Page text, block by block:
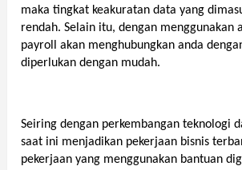
maka tingkat keakuratan data yang
rendah. Selain itu, dengan menggunakan
payroll akan menghubungkan anda
diperlukan dengan mudah.
Seiring dengan perkembangan teknologi
saat ini menjadikan pekerjaan bisnis
pekerjaan yang menggunakan bantuan